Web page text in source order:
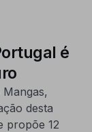
é
desta
propõe 12